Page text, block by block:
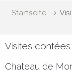
Startseite
Visites
Chateau de